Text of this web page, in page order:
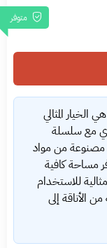
متوفر
الخيار المثالي
مع سلسلة
مصنوعة من مواد
مساحة كافية
للاستخدام
الأناقة إلى